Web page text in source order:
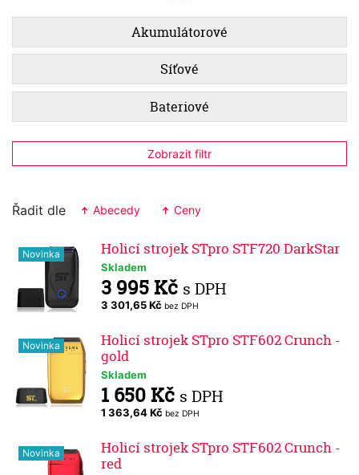
Akumulátorové
Síťové
Bateriové
Zobrazit filtr
Řadit dle Abecedy Ceny
Novinka Holicí strojek STpro STF720 DarkStar
Skladem
3 995 Kč s DPH
3 301,65 Kč bez DPH
Novinka
Holicí strojek STpro STF602 Crunch -
gold
Skladem
1 650 Kč s DPH
1 363,64 Kč bez DPH
Novinka
Holicí strojek STpro STF602 Crunch -
red